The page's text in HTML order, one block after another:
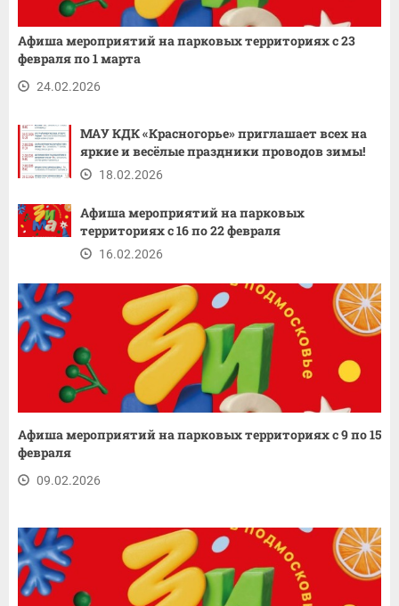
Афиша мероприятий на парковых территориях с 23
февраля по 1 марта
24.02.2026
МАУ КДК «Красногорье» приглашает всех на
яркие и весёлые праздники проводов зимы!
18.02.2026
Афиша мероприятий на парковых
территориях с 16 по 22 февраля
16.02.2026
Афиша мероприятий на парковых территориях с 9 по 15
февраля
09.02.2026